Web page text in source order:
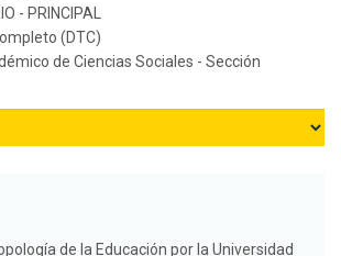
- PRINCIPAL
(DTC)
de Ciencias Sociales - Sección
de la Educación por la Universidad